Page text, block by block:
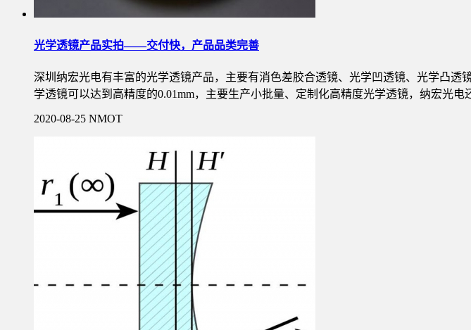
光学透镜产品实拍——交付快，产品品类完善
深圳纳宏光电有丰富的光学透镜产品，主要有消色差胶合透镜、光学凹透镜、光学凸
学透镜可以达到高精度的0.01mm，主要生产小批量、定制化高精度光学透镜，纳宏光
2020-08-25 NMOT